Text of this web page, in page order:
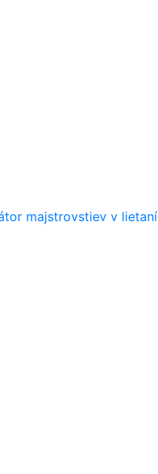
majstrovstiev v lietaní